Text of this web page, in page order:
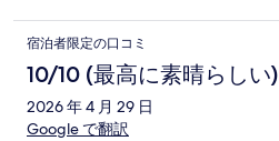
宿泊者限定の口コミ
10/10 (最高に素晴らしい)
2026 年 4 月 29 日
Google で翻訳